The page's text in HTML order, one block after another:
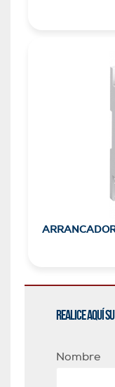
Realice aquí
Nombre